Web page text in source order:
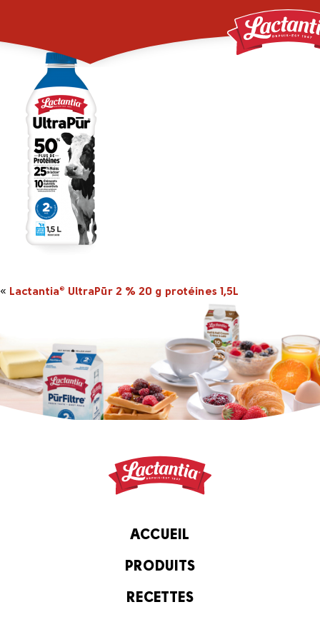
« Lactantia® UltraPūr 2 % 20 g protéines 1,5L
ACCUEIL
PRODUITS
RECETTES